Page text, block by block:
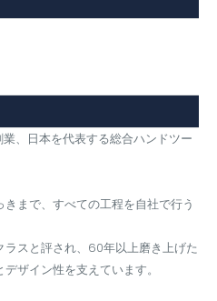
、日本を代表する総合ハンドツー
まで、すべての工程を自社で行う
スと評され、60年以上磨き上げた
ザイン性を支えています。